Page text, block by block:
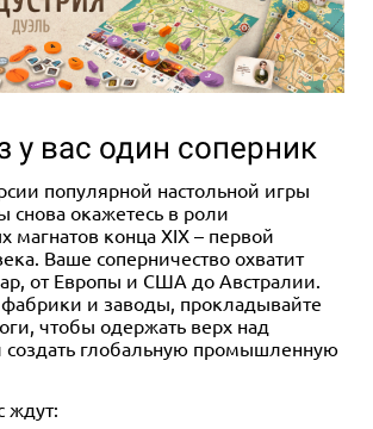
у вас один соперник
популярной настольной игры
снова окажетесь в роли
конца XIX – первой
Ваше соперничество охватит
от Европы и США до Австралии.
и заводы, прокладывайте
чтобы одержать верх над
создать глобальную промышленную
ждут: